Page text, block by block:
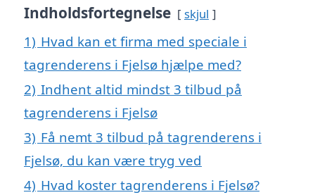
Indholdsfortegnelse skjul
1) Hvad kan et firma med speciale i
tagrenderens i Fjelsø hjælpe med?
2) Indhent altid mindst 3 tilbud på
tagrenderens i Fjelsø
3) Få nemt 3 tilbud på tagrenderens i
Fjelsø, du kan være tryg ved
4) Hvad koster tagrenderens i Fjelsø?